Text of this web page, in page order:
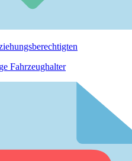
Fahrzeughalter